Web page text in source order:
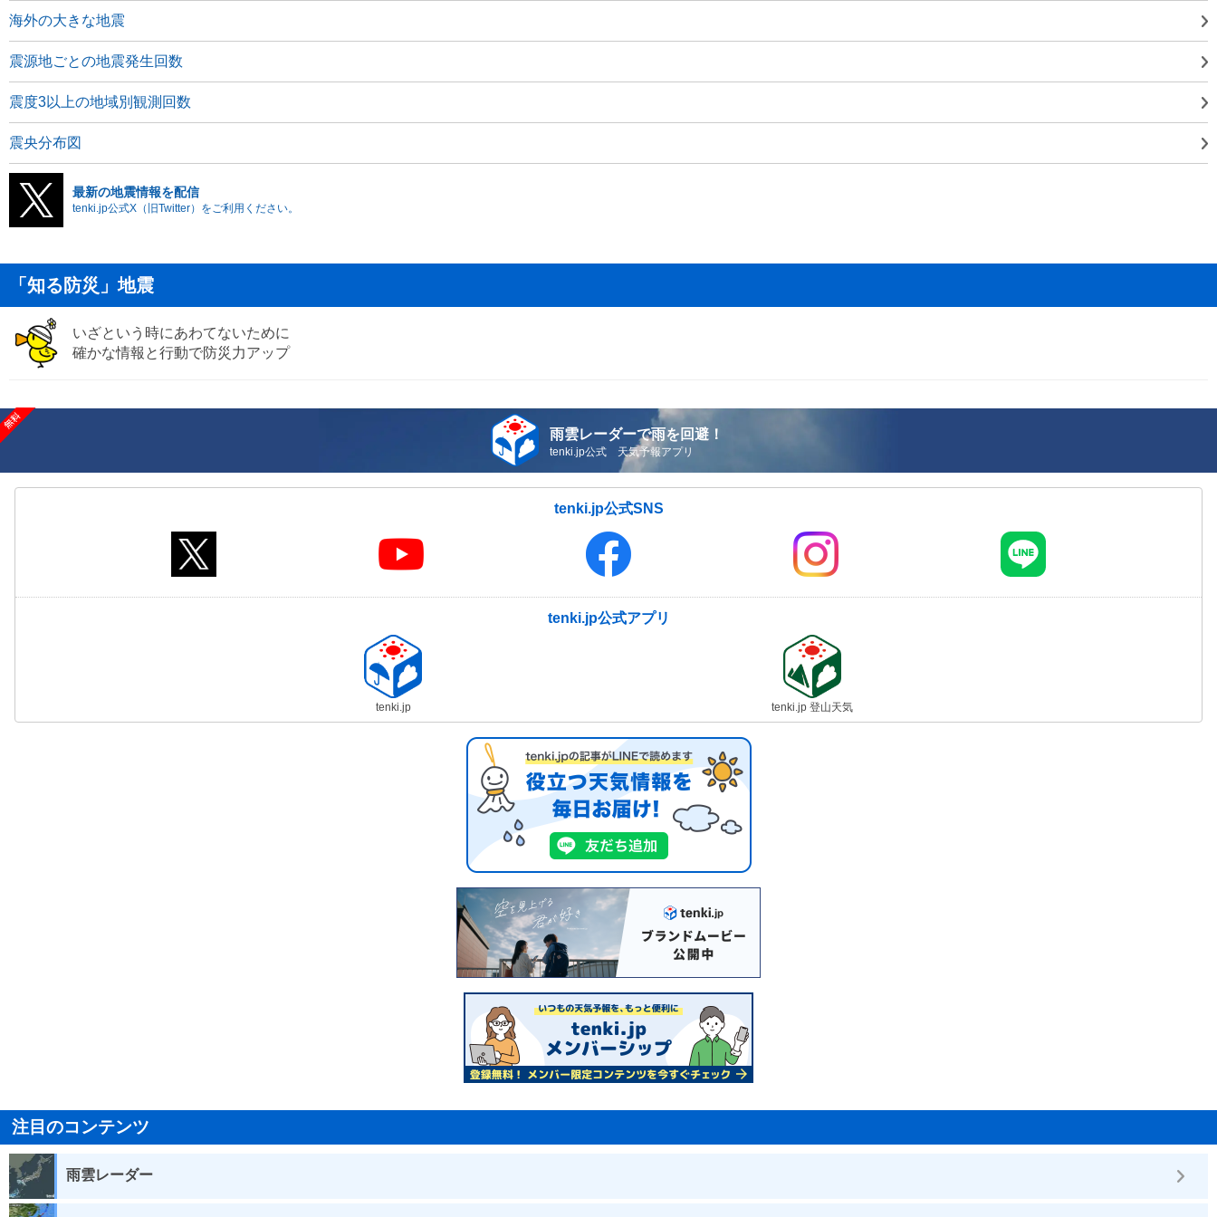
海外の大きな地震
震源地ごとの地震発生回数
震度3以上の地域別観測回数
震央分布図
最新の地震情報を配信
tenki.jp公式X（旧Twitter）をご利用ください。
「知る防災」地震
いざという時にあわてないために
確かな情報と行動で防災力アップ
雨雲レーダーで雨を回避！
tenki.jp公式 天気予報アプリ
tenki.jp公式SNS
tenki.jp公式アプリ
tenki.jp tenki.jp 登山天気
注目のコンテンツ
雨雲レーダー